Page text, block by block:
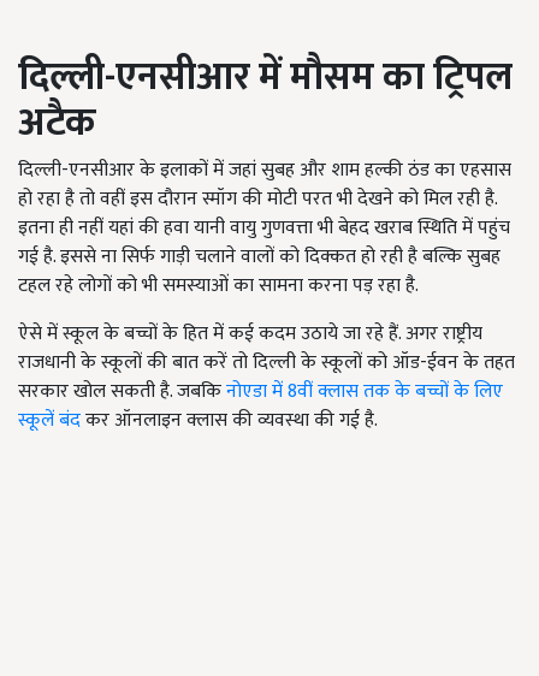
दिल्ली-एनसीआर में मौसम का ट्रिपल
अटैक
दिल्ली-एनसीआर के इलाकों में जहां सुबह और शाम हल्की ठंड का एहसास
हो रहा है तो वहीं इस दौरान स्मॉग की मोटी परत भी देखने को मिल रही है.
इतना ही नहीं यहां की हवा यानी वायु गुणवत्ता भी बेहद खराब स्थिति में पहुंच
गई है. इससे ना सिर्फ गाड़ी चलाने वालों को दिक्कत हो रही है बल्कि सुबह
टहल रहे लोगों को भी समस्याओं का सामना करना पड़ रहा है.
ऐसे में स्कूल के बच्चों के हित में कई कदम उठाये जा रहे हैं. अगर राष्ट्रीय
राजधानी के स्कूलों की बात करें तो दिल्ली के स्कूलों को ऑड-ईवन के तहत
सरकार खोल सकती है. जबकिनोएडा में 8वीं क्लास तक के बच्चों के लिए
स्कूलें बंदकर ऑनलाइन क्लास की व्यवस्था की गई है.